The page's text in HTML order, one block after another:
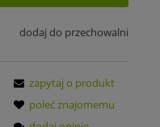
dodaj do przechowalni
zapytaj o produkt
poleć znajomemu